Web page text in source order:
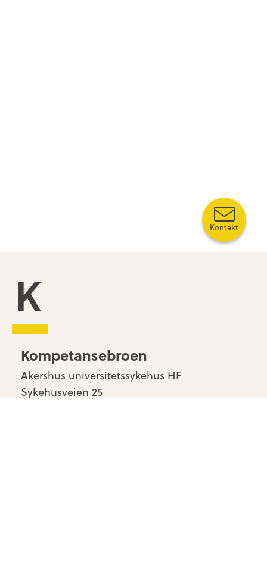
Kompetansebroen
Kompetansebroen
Akershus universitetssykehus HF
Sykehusveien 25
Kontakt